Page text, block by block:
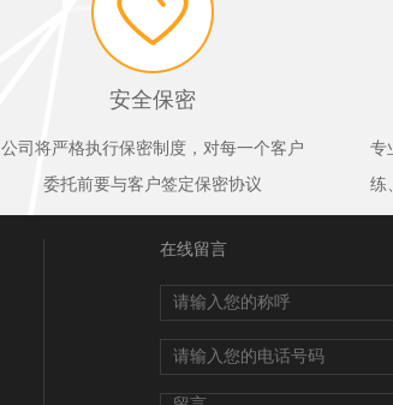
安全保密
公司将严格执行保密制度，对每一个客户
委托前要与客户签定保密协议
专
练
在线留言